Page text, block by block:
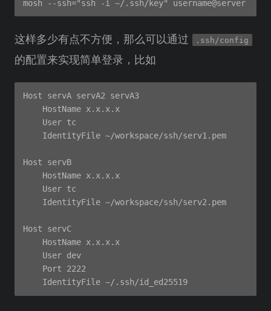
这样多少有点不方便，那么可以通过 .ssh/config
的配置来实现简单登录，比如
Host servA servA2 servA3
    HostName x.x.x.x
    User tc
    IdentityFile ~/workspace/ssh/serv1.pem
Host servB
    HostName x.x.x.x
    User tc
    IdentityFile ~/workspace/ssh/serv2.pem
Host servC
    HostName x.x.x.x
    User dev
    Port 2222